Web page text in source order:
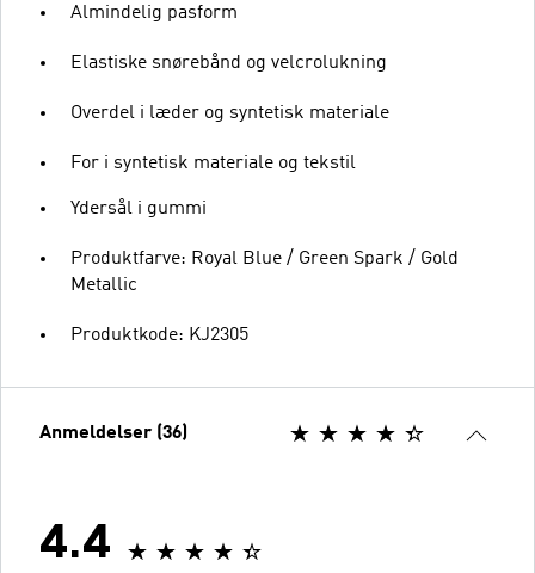
Almindelig pasform
Elastiske snørebånd og velcrolukning
Overdel i læder og syntetisk materiale
For i syntetisk materiale og tekstil
Ydersål i gummi
Produktfarve: Royal Blue / Green Spark / Gold
Metallic
Produktkode: KJ2305
Anmeldelser (36)
4.4